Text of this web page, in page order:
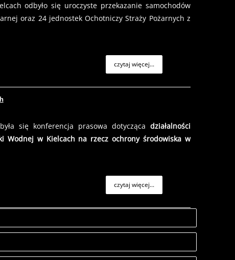
odbyło się uroczyste przekazanie samochodów
oraz 24 jednostek Ochotniczy Straży Pożarnych z
czytaj więcej...
się konferencja prasowa dotycząca działalności
Wodnej w Kielcach na rzecz ochrony środowiska w
czytaj więcej...